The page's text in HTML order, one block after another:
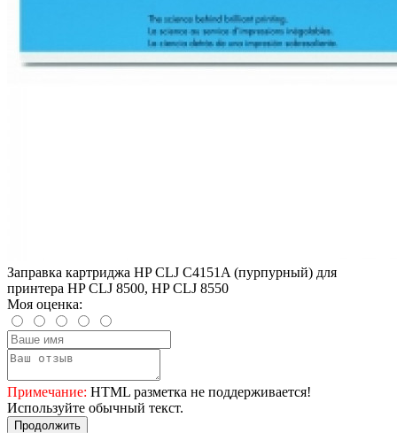
Заправка картриджа HP CLJ С4151A (пурпурный) для
принтера HP CLJ 8500, HP CLJ 8550
Моя оценка:
Примечание: HTML разметка не поддерживается!
Используйте обычный текст.
Продолжить